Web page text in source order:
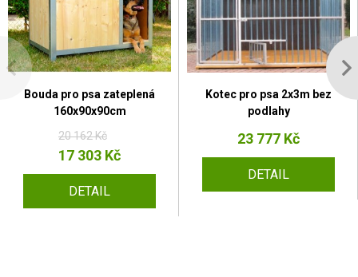
Bouda pro psa zateplená
160x90x90cm
20 162 Kč
17 303 Kč
DETAIL
Kotec pro psa 2x3m bez
podlahy
23 777 Kč
DETAIL